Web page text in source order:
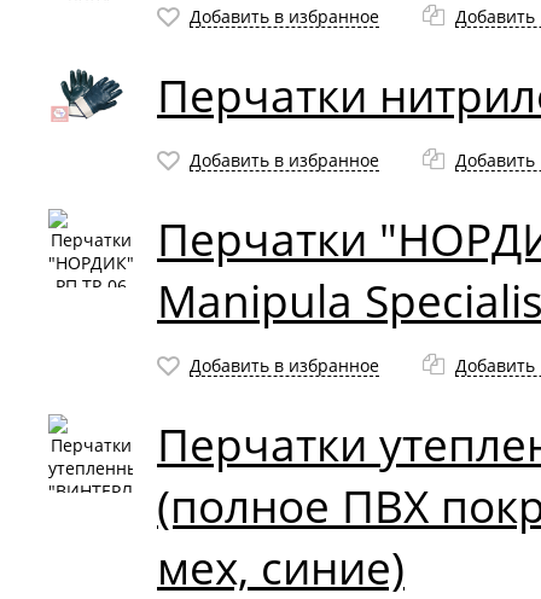
Добавить в избранное Добавить
Перчатки
Добавить в избранное Добавить
Перчатки
Manipula
Добавить в избранное Добавить
Перчатки
(полное ПВХ
мех, синие)